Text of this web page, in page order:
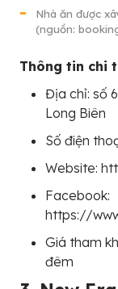
Nhà ăn được
(nguồn:
Thông tin chi
Địa chỉ: số
Long Biên
Số điện
Website:
Facebook:
https://
Giá tham
đêm